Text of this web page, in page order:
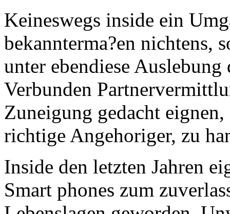
Keineswegs inside ein
bekannterma?en nichtens,
unter ebendiese
Verbunden
Zuneigung gedacht
richtige Angehoriger, zu
Inside den letzten Jahren
Smart phones zum